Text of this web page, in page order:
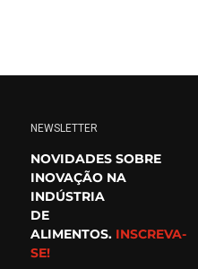
NEWSLETTER
NOVIDADES SOBRE
INOVAÇÃO NA
INDÚSTRIA
DE
ALIMENTOS. INSCREVA-
SE!